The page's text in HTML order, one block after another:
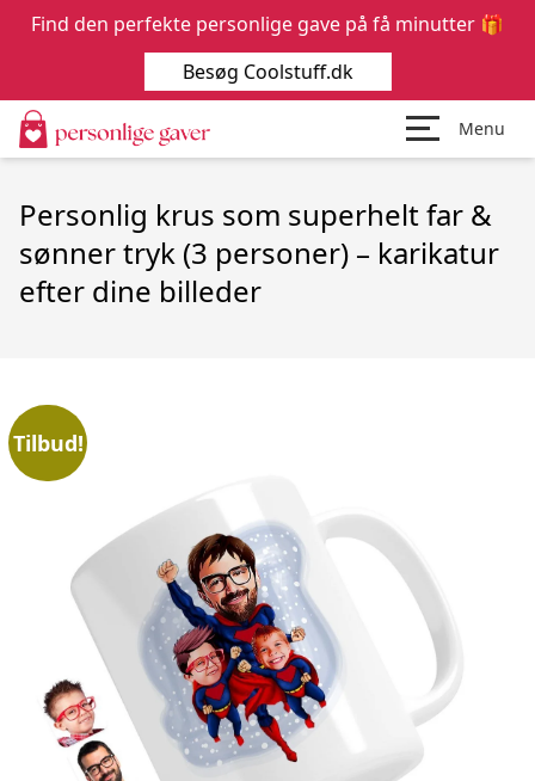
Menu
Personlig krus som superhelt far &
sønner tryk (3 personer) – karikatur
efter dine billeder
Tilbud!
Find den perfekte personlige gave på få minutter 🎁
Besøg Coolstuff.dk